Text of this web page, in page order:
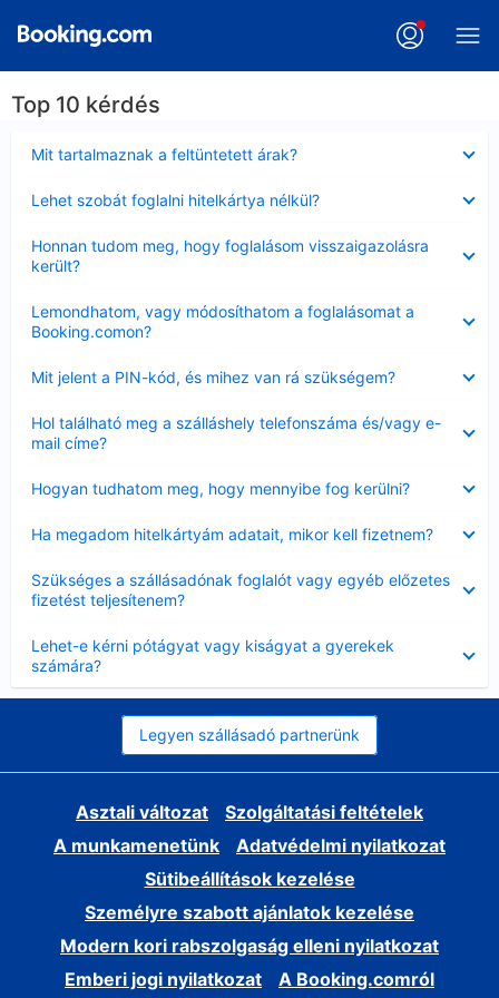
Top 10 kérdés
Mit tartalmaznak a feltüntetett árak?
Lehet szobát foglalni hitelkártya nélkül?
Honnan tudom meg, hogy foglalásom visszaigazolásra
került?
Lemondhatom, vagy módosíthatom a foglalásomat a
Booking.comon?
Mit jelent a PIN-kód, és mihez van rá szükségem?
Hol található meg a szálláshely telefonszáma és/vagy e-
mail címe?
Hogyan tudhatom meg, hogy mennyibe fog kerülni?
Ha megadom hitelkártyám adatait, mikor kell fizetnem?
Szükséges a szállásadónak foglalót vagy egyéb előzetes
fizetést teljesítenem?
Lehet-e kérni pótágyat vagy kiságyat a gyerekek
számára?
Legyen szállásadó partnerünk
Asztali változat
Szolgáltatási feltételek
A munkamenetünk
Adatvédelmi nyilatkozat
Sütibeállítások kezelése
Személyre szabott ajánlatok kezelése
Modern kori rabszolgaság elleni nyilatkozat
Emberi jogi nyilatkozat
A Booking.comról